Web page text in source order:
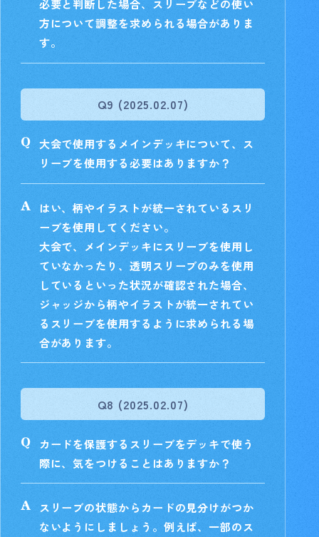
必要と判断した場合、スリーブなどの使い
方について調整を求められる場合がありま
す。
Q9 (2025.02.07)
大会で使用するメインデッキについて、ス
リーブを使用する必要はありますか？
はい、柄やイラストが統一されているスリ
ーブを使用してください。
大会で、メインデッキにスリーブを使用し
ていなかったり、透明スリーブのみを使用
しているといった状況が確認された場合、
ジャッジから柄やイラストが統一されてい
るスリーブを使用するように求められる場
合があります。
Q8 (2025.02.07)
カードを保護するスリーブをデッキで使う
際に、気をつけることはありますか？
スリーブの状態からカードの見分けがつか
ないようにしましょう。例えば、一部のス